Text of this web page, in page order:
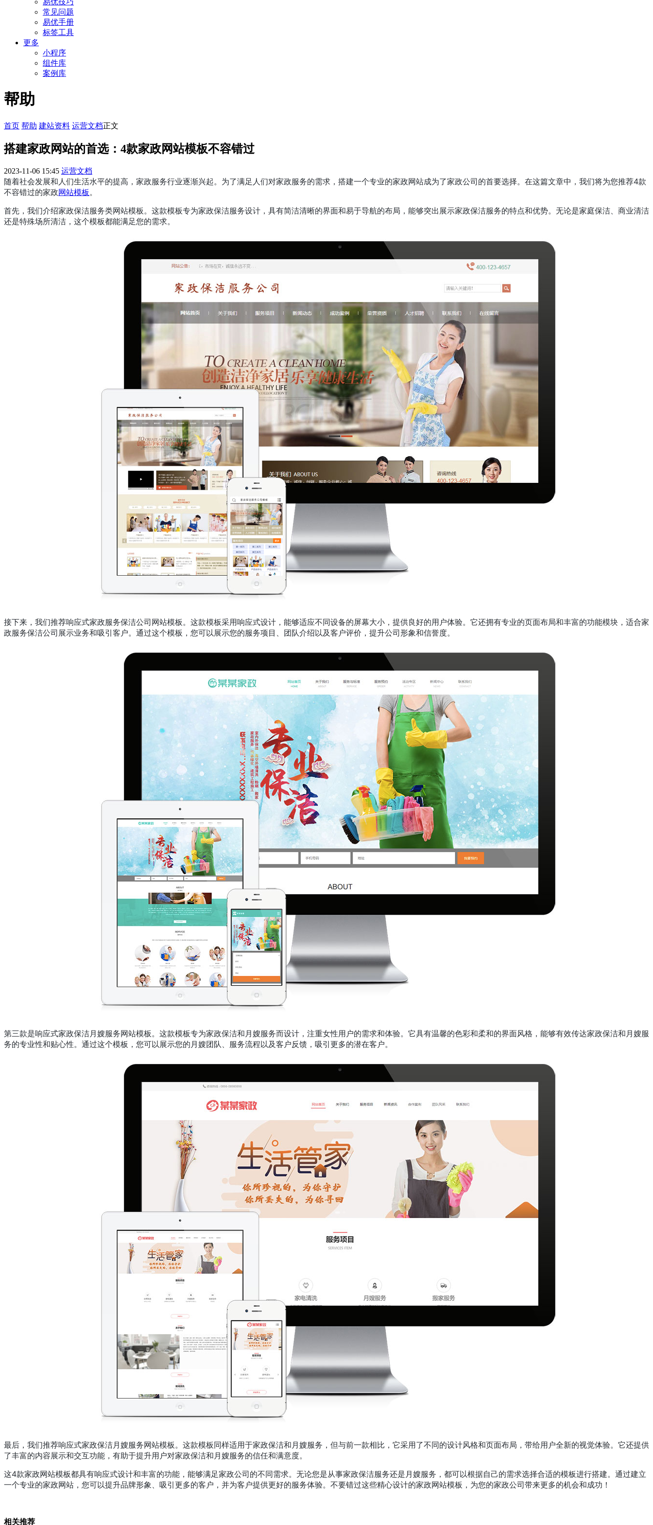
易优技巧
常见问题
易优手册
标签工具
更多
小程序
组件库
案例库
帮助
首页 帮助 建站资料 运营文档正文
搭建家政网站的首选：4款家政网站模板不容错过
2023-11-06 15:45 运营文档
随着社会发展和人们生活水平的提高，家政服务行业逐渐兴起。为了满足人们对家政服务的需求，搭建一个专业的家政网站成为了家政公司的首要选择。在这篇文章中，我们将为您推荐4款
不容错过的家政网站模板 。
首先，我们介绍家政保洁服务类网站模板。这款模板专为家政保洁服务设计，具有简洁清晰的界面和易于导航的布局，能够突出展示家政保洁服务的特点和优势。无论是家庭保洁、商业清洁
还是特殊场所清洁，这个模板都能满足您的需求。
接下来，我们推荐响应式家政服务保洁公司网站模板。这款模板采用响应式设计，能够适应不同设备的屏幕大小，提供良好的用户体验。它还拥有专业的页面布局和丰富的功能模块，适合家
政服务保洁公司展示业务和吸引客户。通过这个模板，您可以展示您的服务项目、团队介绍以及客户评价，提升公司形象和信誉度。
第三款是响应式家政保洁月嫂服务网站模板。这款模板专为家政保洁和月嫂服务而设计，注重女性用户的需求和体验。它具有温馨的色彩和柔和的界面风格，能够有效传达家政保洁和月嫂服
务的专业性和贴心性。通过这个模板，您可以展示您的月嫂团队、服务流程以及客户反馈，吸引更多的潜在客户。
最后，我们推荐响应式家政保洁月嫂服务网站模板。这款模板同样适用于家政保洁和月嫂服务，但与前一款相比，它采用了不同的设计风格和页面布局，带给用户全新的视觉体验。它还提供
了丰富的内容展示和交互功能，有助于提升用户对家政保洁和月嫂服务的信任和满意度。
这4款家政网站模板都具有响应式设计和丰富的功能，能够满足家政公司的不同需求。无论您是从事家政保洁服务还是月嫂服务，都可以根据自己的需求选择合适的模板进行搭建。通过建立
一个专业的家政网站，您可以提升品牌形象、吸引更多的客户，并为客户提供更好的服务体验。不要错过这些精心设计的家政网站模板，为您的家政公司带来更多的机会和成功！
相关推荐